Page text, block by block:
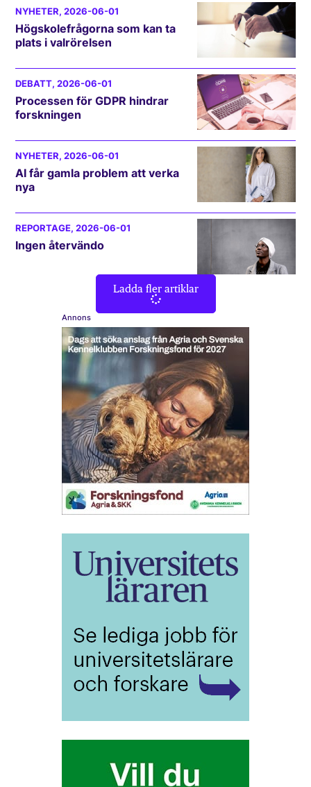
NYHETER, 2026-06-01
Högskolefrågorna som kan ta
plats i valrörelsen
DEBATT, 2026-06-01
Processen för GDPR hindrar
forskningen
NYHETER, 2026-06-01
AI får gamla problem att verka
nya
REPORTAGE, 2026-06-01
Ingen återvändo
Ladda fler artiklar
Annons